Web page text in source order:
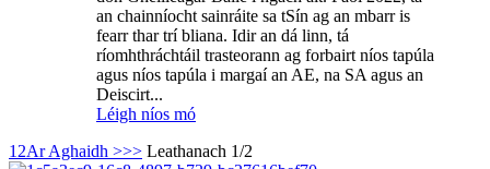
an chainníocht sainráite sa tSín ag an mbarr is
fearr thar trí bliana. Idir an dá linn, tá
ríomhthráchtáil trasteorann ag forbairt níos tapúla
agus níos tapúla i margaí an AE, na SA agus an
Deiscirt...
Léigh níos mó
1 2Ar Aghaidh >>> Leathanach 1/2